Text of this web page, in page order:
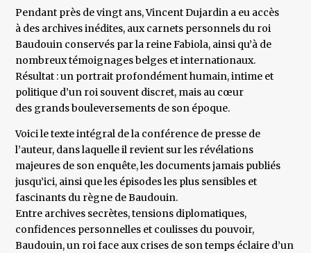
Pendant près de vingt ans, Vincent Dujardin a eu accès
à des archives inédites, aux carnets personnels du roi
Baudouin conservés par la reine Fabiola, ainsi qu’à de
nombreux témoignages belges et internationaux.
Résultat : un portrait profondément humain, intime et
politique d’un roi souvent discret, mais au cœur
des grands bouleversements de son époque.
Voici le texte intégral de la conférence de presse de
l’auteur, dans laquelle il revient sur les révélations
majeures de son enquête, les documents jamais publiés
jusqu’ici, ainsi que les épisodes les plus sensibles et
fascinants du règne de Baudouin.
Entre archives secrètes, tensions diplomatiques,
confidences personnelles et coulisses du pouvoir,
Baudouin, un roi face aux crises de son temps éclaire d’un